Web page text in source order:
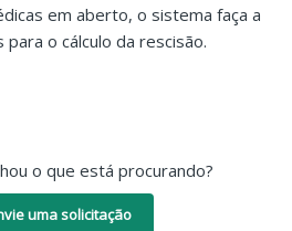
em aberto, o sistema faça a
o cálculo da rescisão.
o que está procurando?
uma solicitação